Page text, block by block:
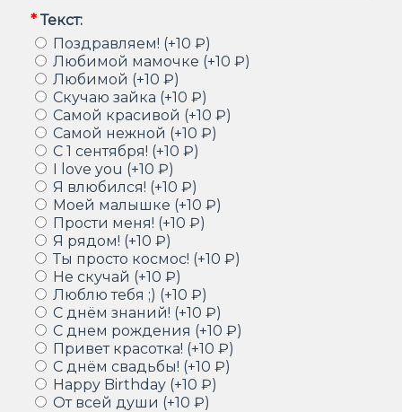
* Текст:
Поздравляем! (+10 ₽)
Любимой мамочке (+10 ₽)
Любимой (+10 ₽)
Скучаю зайка (+10 ₽)
Самой красивой (+10 ₽)
Самой нежной (+10 ₽)
С 1 сентября! (+10 ₽)
I love you (+10 ₽)
Я влюбился! (+10 ₽)
Моей малышке (+10 ₽)
Прости меня! (+10 ₽)
Я рядом! (+10 ₽)
Ты просто космос! (+10 ₽)
Не скучай (+10 ₽)
Люблю тебя ;) (+10 ₽)
С днём знаний! (+10 ₽)
С днем рождения (+10 ₽)
Привет красотка! (+10 ₽)
С днём свадьбы! (+10 ₽)
Happy Birthday (+10 ₽)
От всей души (+10 ₽)